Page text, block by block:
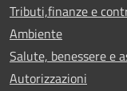
Tributi,finanze e
Ambiente
Salute, benessere e
Autorizzazioni